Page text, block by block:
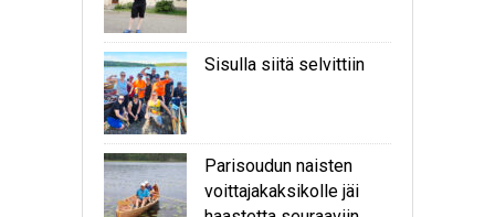
Sisulla siitä selvittiin
Parisoudun naisten
voittajakaksikolle jäi